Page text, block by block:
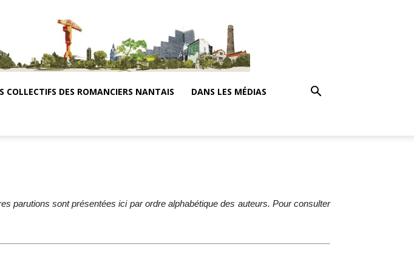
COLLECTIFS DES ROMANCIERS NANTAIS DANS LES MÉDIAS
parutions sont présentées ici par ordre alphabétique des auteurs. Pour consulter